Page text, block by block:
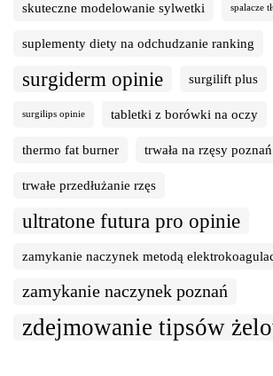
skuteczne modelowanie sylwetki spalacze
suplementy diety na odchudzanie ranking
surgiderm opinie surgilift plus
surgilips opinie tabletki z borówki na oczy
thermo fat burner trwała na rzęsy poznań
trwałe przedłużanie rzęs
ultratone futura pro opinie
zamykanie naczynek metodą
zamykanie naczynek poznań
zdejmowanie tipsów